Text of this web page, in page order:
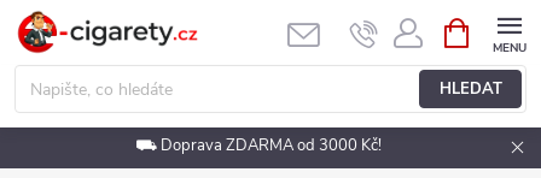
Přejít
obsah
HLEDAT
NÁKUPNÍ
KOŠÍK
⛟ Doprava ZDARMA od 3000 Kč!